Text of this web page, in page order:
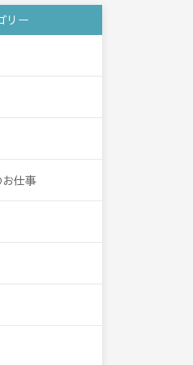
リー
仕事